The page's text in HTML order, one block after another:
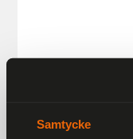
Samtycke
187 kr
249 kr